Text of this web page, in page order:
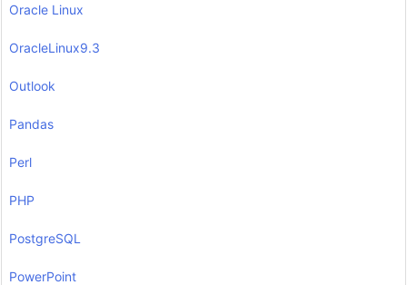
Oracle Linux
OracleLinux9.3
Outlook
Pandas
Perl
PHP
PostgreSQL
PowerPoint